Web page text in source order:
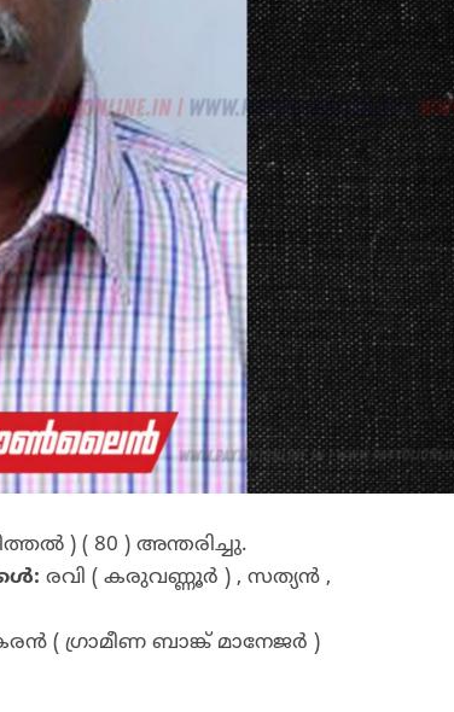
) ( 80 ) അന്തരിച്ചു.
രവി ( കരുവണ്ണൂർ ) , സത്യൻ ,
( ഗ്രാമീണ ബാങ്ക് മാനേജർ )